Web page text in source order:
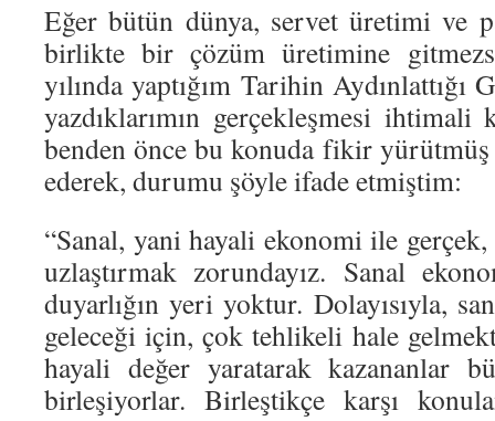
Eğer bütün dünya, servet üretimi ve
birlikte bir çözüm üretimine
yılında yaptığım Tarihin
yazdıklarımın gerçekleşmesi
benden önce bu konuda fikir
ederek, durumu şöyle ifade etmiştim:
“Sanal, yani hayali ekonomi ile
uzlaştırmak zorundayız. Sanal
duyarlığın yeri yoktur. Dolayısıyla,
geleceği için, çok tehlikeli hale
hayali değer yaratarak kazananlar
birleşiyorlar. Birleştikçe karşı